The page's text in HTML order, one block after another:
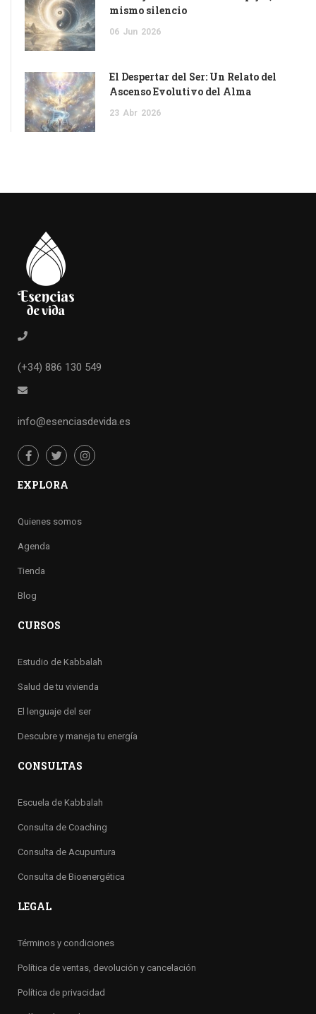
mismo silencio
06 Jun 2026
El Despertar del Ser: Un Relato del
Ascenso Evolutivo del Alma
23 Abr 2026
(+34) 886 130 549
info@esenciasdevida.es
EXPLORA
Quienes somos
Agenda
Tienda
Blog
CURSOS
Estudio de Kabbalah
Salud de tu vivienda
El lenguaje del ser
Descubre y maneja tu energía
CONSULTAS
Escuela de Kabbalah
Consulta de Coaching
Consulta de Acupuntura
Consulta de Bioenergética
LEGAL
Términos y condiciones
Política de ventas, devolución y cancelación
Política de privacidad